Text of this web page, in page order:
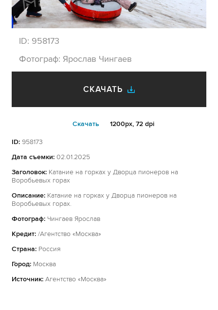
ID: 958173
Фотограф: Ярослав Чингаев
СКАЧАТЬ
Cкачать 1200px, 72 dpi
ID: 958173
Дата съемки: 02.01.2025
Заголовок: Катание на горках у Дворца пионеров на
Воробьевых горах
Описание: Катание на горках у Дворца пионеров на
Воробьевых горах.
Фотограф: Чингаев Ярослав
Кредит: /Агентство «Москва»
Страна: Россия
Город: Москва
Источник: Агентство «Москва»